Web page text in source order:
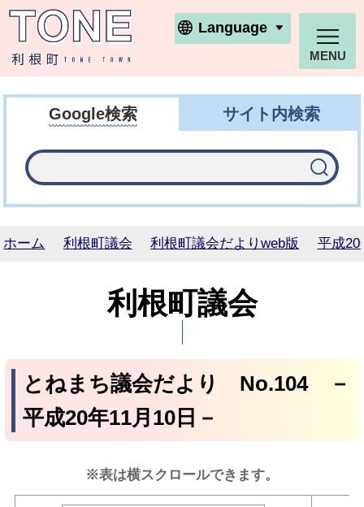
利根町ホームページ
Language
MENU
Google検索 サイト内検索
ホーム 利根町議会 利根町議会だよりweb版 平成20
利根町議会
とねまち議会だより No.104 －
平成20年11月10日－
※表は横スクロールできます。